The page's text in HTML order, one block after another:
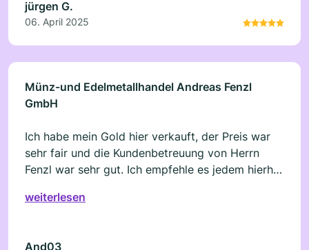
jürgen G.
06. April 2025
Münz-und Edelmetallhandel Andreas Fenzl
GmbH
Ich habe mein Gold hier verkauft, der Preis war
sehr fair und die Kundenbetreuung von Herrn
Fenzl war sehr gut. Ich empfehle es jedem hierher
weiterlesen
And03